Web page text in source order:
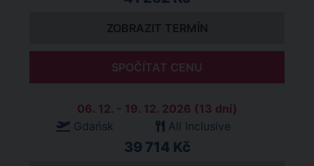
ZOBRAZIT TERMÍN
SPOČÍTAT CENU
06. 12. - 19. 12. 2026 (13 dní)
Gdańsk
All Inclusive
39 714 Kč